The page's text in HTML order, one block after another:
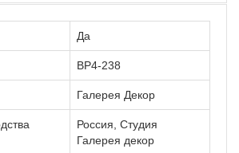
Да
ВР4-238
Галерея Декор
Россия, Студия
Галерея декор